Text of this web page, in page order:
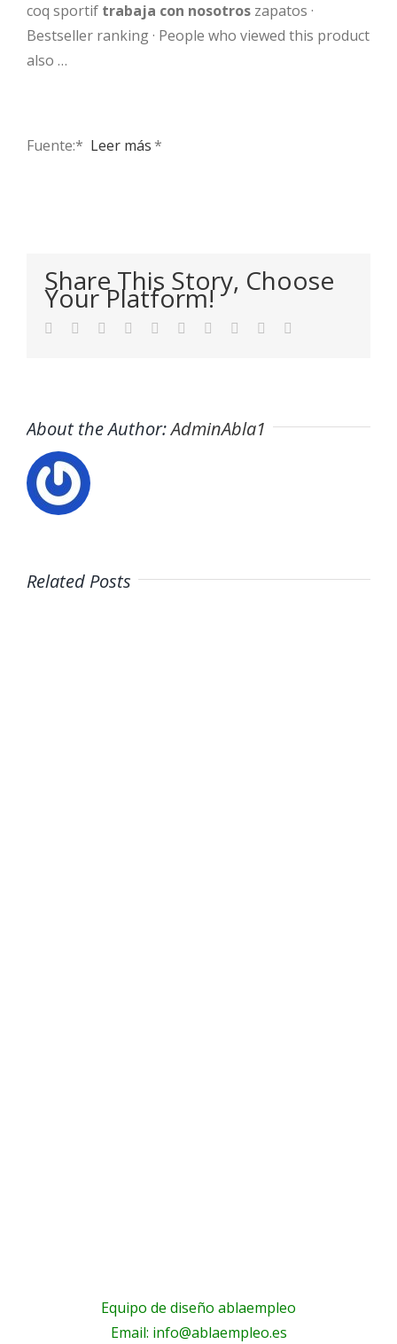
coq sportif trabaja con nosotros zapatos ·
Bestseller ranking · People who viewed this product
also …
Fuente:* ​ Leer más*
Share This Story, Choose
Your Platform!
Facebook
TwitterLinkedIn
Reddit WhatsApp
TumblrPinterest Xing
About the Author:AdminAbla1
Related Posts
Equipo de diseño ablaempleo
Email: info@ablaempleo.es